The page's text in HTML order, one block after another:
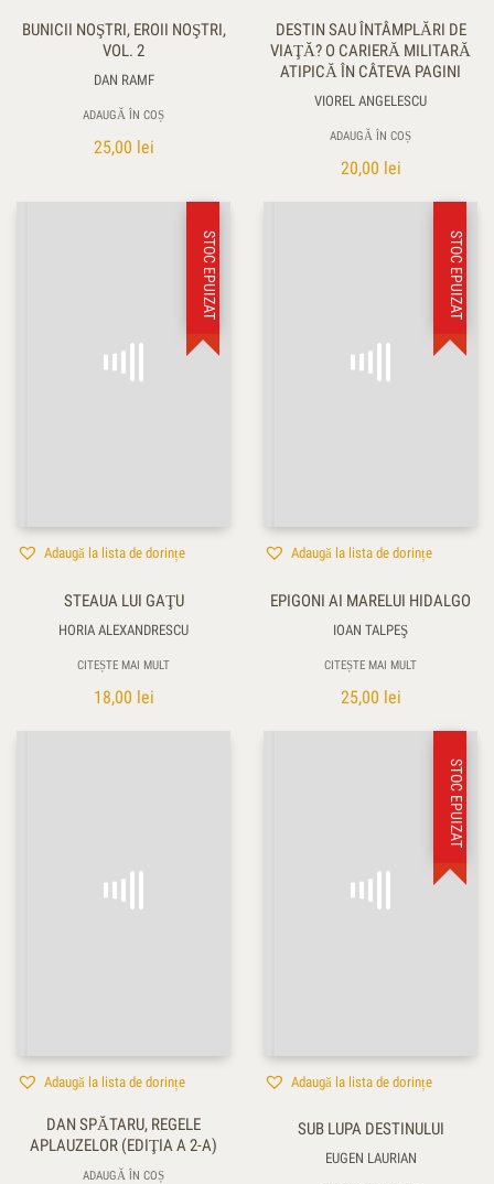
BUNICII NOŞTRI, EROII NOŞTRI,
VOL. 2
DAN RAMF
ADAUGĂ ÎN COȘ
25,00 lei
DESTIN SAU ÎNTÂMPLĂRI DE
VIAŢĂ? O CARIERĂ MILITARĂ
ATIPICĂ ÎN CÂTEVA PAGINI
VIOREL ANGELESCU
ADAUGĂ ÎN COȘ
20,00 lei
STOC EPUIZAT
Adaugă la lista de dorințe
STEAUA LUI GAŢU
HORIA ALEXANDRESCU
CITEȘTE MAI MULT
18,00 lei
STOC EPUIZAT
Adaugă la lista de dorințe
EPIGONI AI MARELUI HIDALGO
IOAN TALPEŞ
CITEȘTE MAI MULT
25,00 lei
Adaugă la lista de dorințe
DAN SPĂTARU, REGELE
APLAUZELOR (EDIŢIA A 2-A)
ADAUGĂ ÎN COȘ
STOC EPUIZAT
Adaugă la lista de dorințe
SUB LUPA DESTINULUI
EUGEN LAURIAN